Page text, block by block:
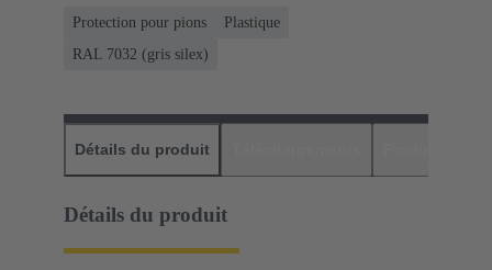
Protection pour pions
Plastique
RAL 7032 (gris silex)
Détails du produit
Détails du produit